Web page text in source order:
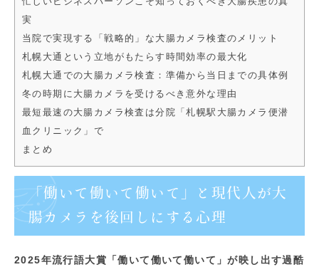
実
当院で実現する「戦略的」な大腸カメラ検査のメリット
札幌大通という立地がもたらす時間効率の最大化
札幌大通での大腸カメラ検査：準備から当日までの具体例
冬の時期に大腸カメラを受けるべき意外な理由
最短最速の大腸カメラ検査は分院「札幌駅大腸カメラ便潜
血クリニック」で
まとめ
「働いて働いて働いて」と現代人が大
腸カメラを後回しにする心理
2025年流行語大賞「働いて働いて働いて」が映し出す過酷